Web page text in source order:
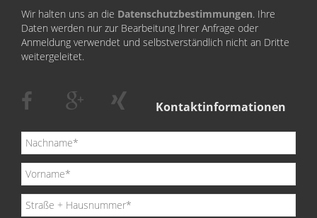
Wir halten uns an die Datenschutzbestimmungen. Ihre
Daten werden nur zur Bearbeitung Ihrer Anfrage oder
Anmeldung verwendet und selbstverständlich nicht an Dritte
weitergeleitet.
Kontaktinformationen